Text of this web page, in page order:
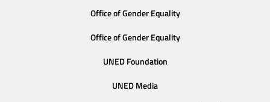
Office of Gender Equality
Office of Gender Equality
UNED Foundation
UNED Media